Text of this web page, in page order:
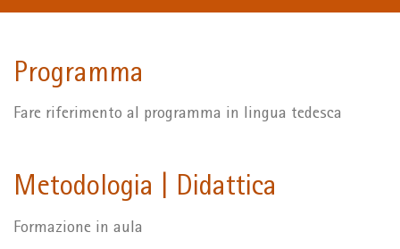
Programma
Fare riferimento al programma in lingua tedesca
Metodologia | Didattica
Formazione in aula